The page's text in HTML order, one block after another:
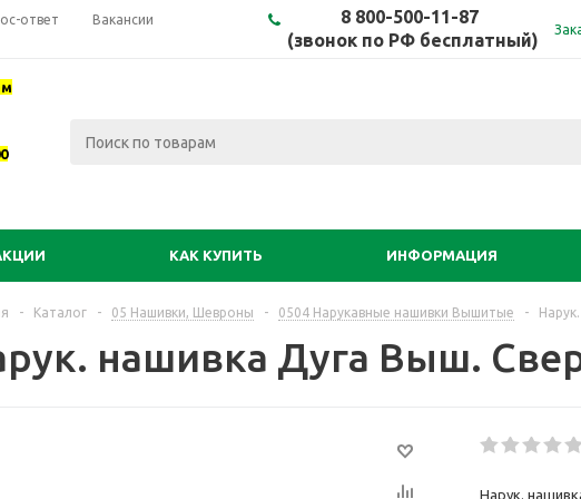
ответ Вакансии
8 800-500-11-87
(звонок по РФ бесплатный)
КАК КУПИТЬ ИНФОРМАЦИЯ
- Каталог - 05 Нашивки, Шевроны - 0504 Нарукавные нашивки Вышитые -
нашивка Дуга Выш.
Нарук.